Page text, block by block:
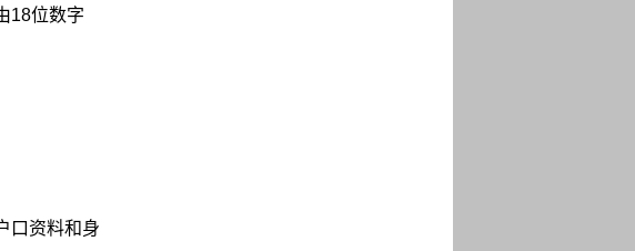
18位数字
口资料和身